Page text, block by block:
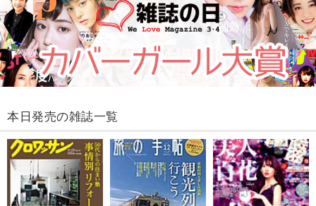
本日発売の雑誌一覧